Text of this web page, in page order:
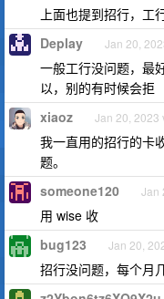
上面也提到招行，工
Deplay Jan 20,
一般工行没问题，最
以，别的有时候会拒
xiaoz Jan 20, 2023
我一直用的招行的卡
题。
someone120 Jan
用 wise 收
bug123 Jan 20,
招行没问题，每个月